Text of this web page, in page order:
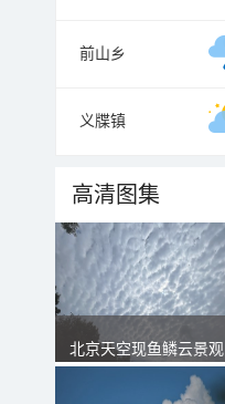
前山乡
义牒镇
高清图集
北京天空现鱼鳞云景观